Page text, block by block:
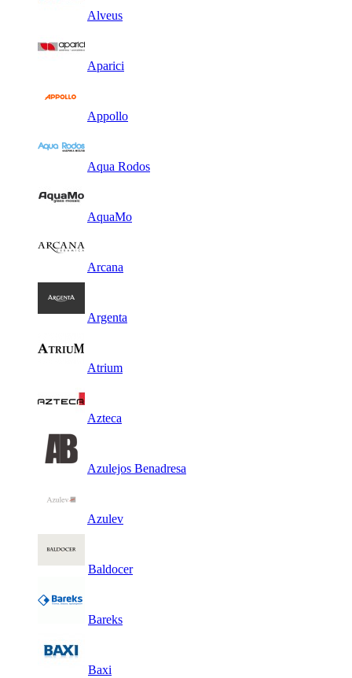
Alveus
Aparici
Appollo
Aqua Rodos
AquaMo
Arcana
Argenta
Atrium
Azteca
Azulejos Benadresa
Azulev
Baldocer
Bareks
Baxi